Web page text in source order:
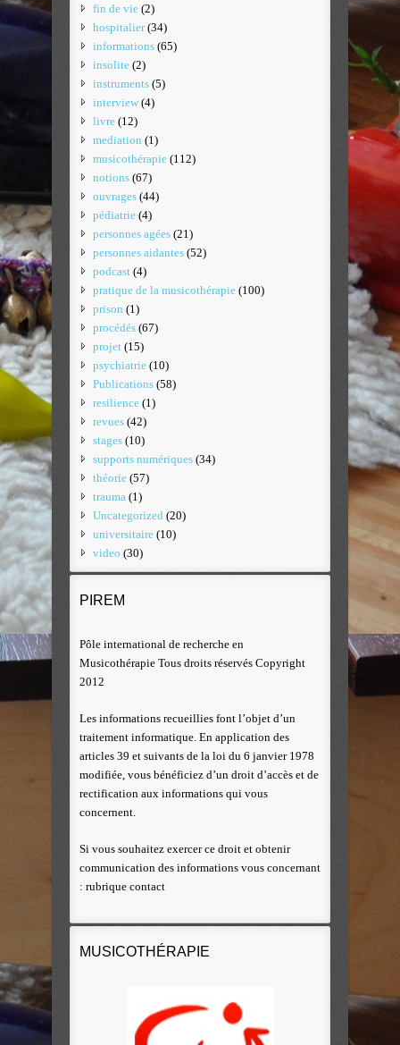
fin de vie (2)
hospitalier(34)
informations (65)
insolite (2)
instruments (5)
interview (4)
livre (12)
mediation (1)
musicothérapie (112)
notions (67)
ouvrages (44)
pédiatrie (4)
personnes agées (21)
personnes aidantes (52)
podcast (4)
pratique de la musicothérapie (100)
prison (1)
procédés (67)
projet (15)
psychiatrie (10)
Publications (58)
resilience (1)
revues (42)
stages (10)
supports numériques (34)
théorie (57)
trauma (1)
Uncategorized (20)
universitaire (10)
video (30)
PIREM
Pôle international de recherche en
Musicothérapie Tous droits réservés Copyright
2012
Les informations recueillies font l’objet d’un
traitement informatique. En application des
articles 39 et suivants de la loi du 6 janvier 1978
modifiée, vous bénéficiez d’un droit d’accès et de
rectification aux informations qui vous
concernent.
Si vous souhaitez exercer ce droit et obtenir
communication des informations vous concernant
: rubrique contact
MUSICOTHÉRAPIE